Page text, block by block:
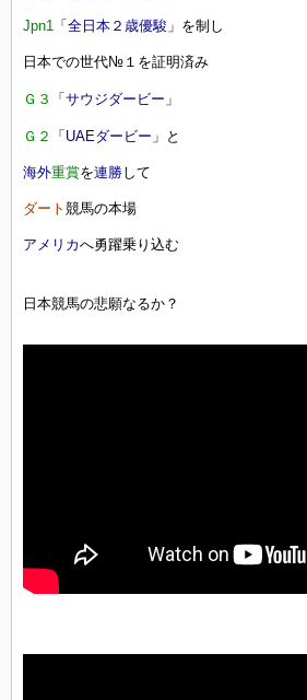
Jpn1 「 全日本２歳優駿 」を制し
日本での世代№１を証明済み
Ｇ３ 「 サウジダービー 」
Ｇ２ 「 UAEダービー 」と
海外重賞を連勝して
ダート 競馬の本場
アメリカへ勇躍乗り込む
日本競馬の悲願なるか？